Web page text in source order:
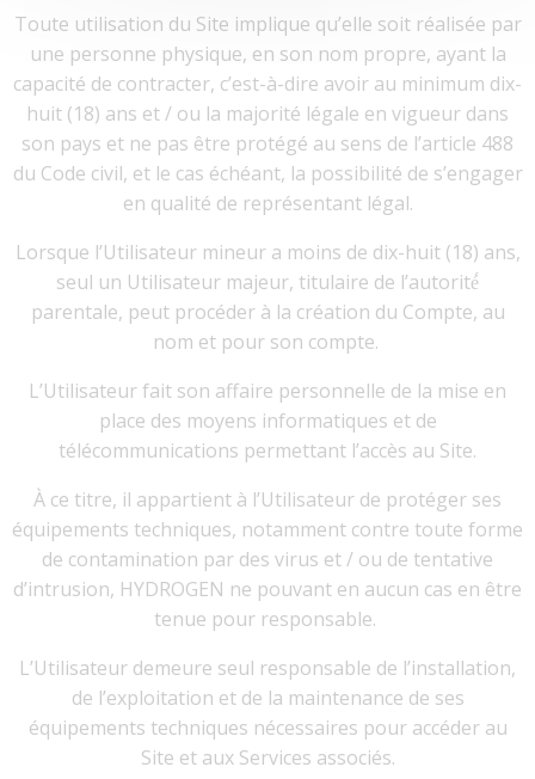
Toute utilisation du Site implique qu’elle soit réalisée par
une personne physique, en son nom propre, ayant la
capacité de contracter, c’est-à-dire avoir au minimum dix-
huit (18) ans et / ou la majorité légale en vigueur dans
son pays et ne pas être protégé au sens de l’article 488
du Code civil, et le cas échéant, la possibilité de s’engager
en qualité de représentant légal.
Lorsque l’Utilisateur mineur a moins de dix-huit (18) ans,
seul un Utilisateur majeur, titulaire de l’autorité́
parentale, peut procéder à la création du Compte, au
nom et pour son compte.
L’Utilisateur fait son affaire personnelle de la mise en
place des moyens informatiques et de
télécommunications permettant l’accès au Site.
À ce titre, il appartient à l’Utilisateur de protéger ses
équipements techniques, notamment contre toute forme
de contamination par des virus et / ou de tentative
d’intrusion, HYDROGEN ne pouvant en aucun cas en être
tenue pour responsable.
L’Utilisateur demeure seul responsable de l’installation,
de l’exploitation et de la maintenance de ses
équipements techniques nécessaires pour accéder au
Site et aux Services associés.